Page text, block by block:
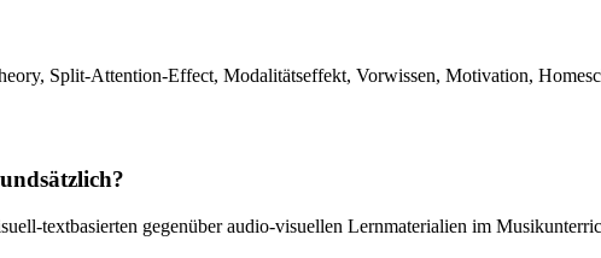
Split-Attention-Effect, Modalitätseffekt, Vorwissen, Motivation,
textbasierten gegenüber audio-visuellen Lernmaterialien im